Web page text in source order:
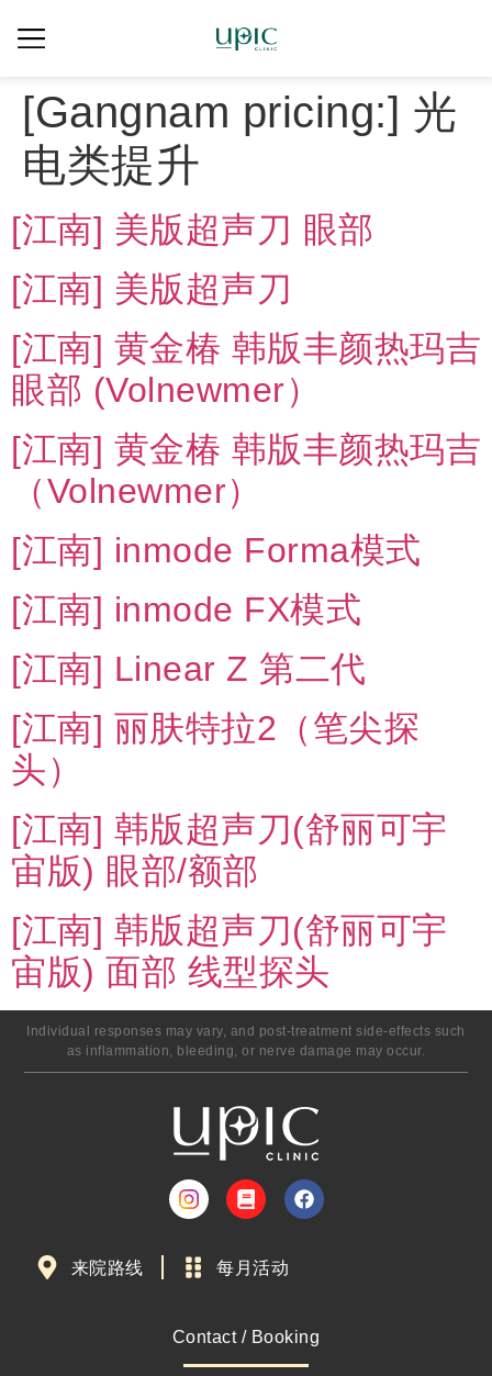
[Gangnam pricing:] 光
电类提升
[江南] 美版超声刀 眼部
[江南] 美版超声刀
[江南] 黄金椿 韩版丰颜热玛吉
眼部 (Volnewmer）
[江南] 黄金椿 韩版丰颜热玛吉
（Volnewmer）
[江南] inmode Forma模式
[江南] inmode FX模式
[江南] Linear Z 第二代
[江南] 丽肤特拉2（笔尖探
头）
[江南] 韩版超声刀(舒丽可宇
宙版) 眼部/额部
[江南] 韩版超声刀(舒丽可宇
宙版) 面部 线型探头
Individual responses may vary, and post-treatment side-effects such
as inflammation, bleeding, or nerve damage may occur.
来院路线 每月活动
Contact / Booking